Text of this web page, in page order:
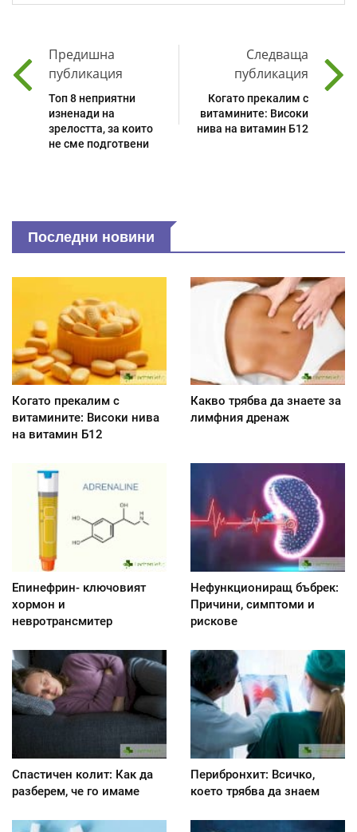
Предишна
публикация
Топ 8 неприятни
изненади на
зрелостта, за които
не сме подготвени
Следваща
публикация
Когато прекалим с
витамините: Високи
нива на витамин Б12
Последни новини
Когато прекалим с
витамините: Високи нива
на витамин Б12
Какво трябва да знаете за
лимфния дренаж
Епинефрин- ключовият
хормон и
невротрансмитер
Нефункциониращ бъбрек:
Причини, симптоми и
рискове
Спастичен колит: Как да
разберем, че го имаме
Перибронхит: Всичко,
което трябва да знаем